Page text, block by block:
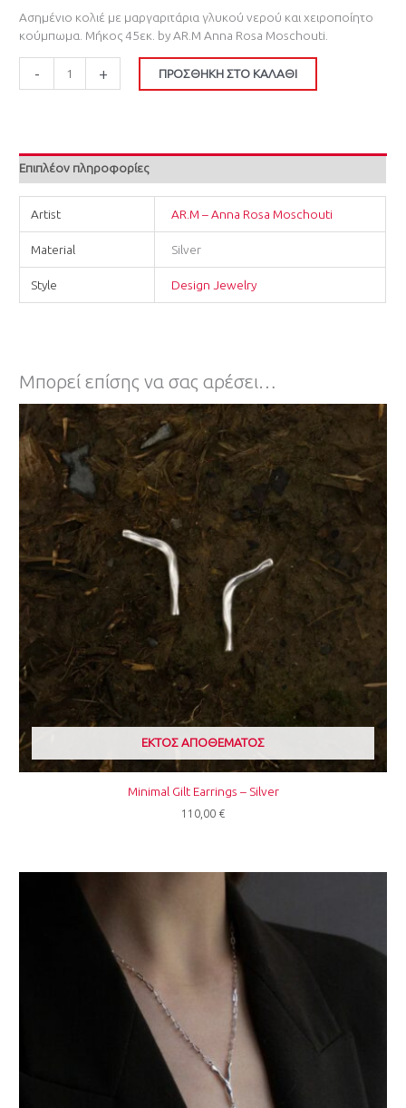
Ασημένιο κολιέ με μαργαριτάρια γλυκού νερού και χειροποίητο
κούμπωμα. Μήκος 45εκ. by AR.M Anna Rosa Moschouti.
- + ΠΡΟΣΘΉΚΗ ΣΤΟ ΚΑΛΆΘΙ
Επιπλέον πληροφορίες
Artist AR.M – Anna Rosa Moschouti
Material Silver
Style Design Jewelry
Μπορεί επίσης να σας αρέσει…
ΕΚΤΌΣ ΑΠΟΘΈΜΑΤΟΣ
Minimal Gilt Earrings – Silver
110,00 €